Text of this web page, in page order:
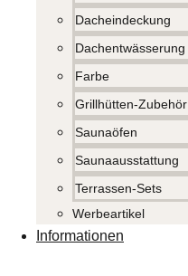
Dacheindeckung
Dachentwässerung
Farbe
Grillhütten-Zubehör
Saunaöfen
Saunaausstattung
Terrassen-Sets
Werbeartikel
Informationen